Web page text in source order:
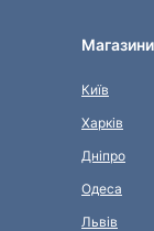
Магазини
Київ
Харків
Дніпро
Одеса
Львів